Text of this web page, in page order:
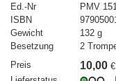
Ed.-Nr
PMV
ISBN
Gewicht
132 g
Besetzung
2
Preis
10,00 €